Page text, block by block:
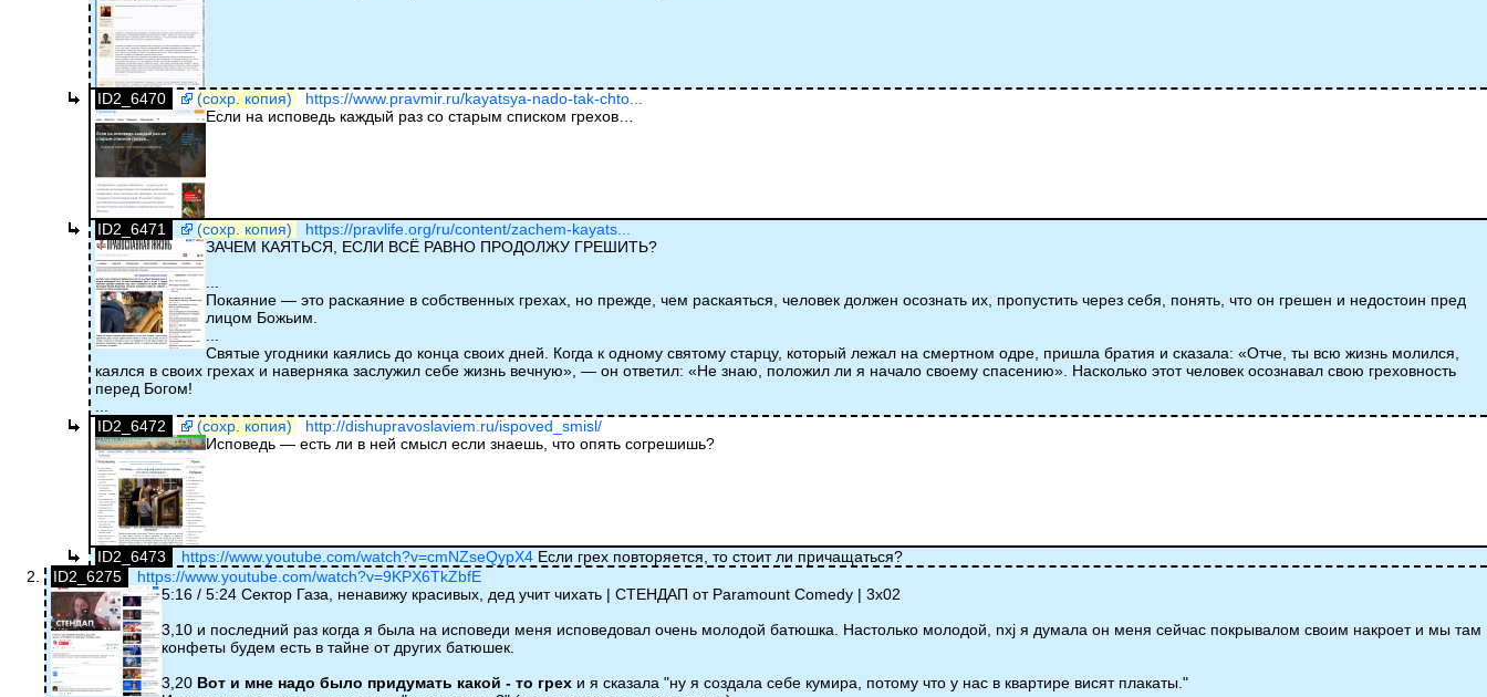
ID2_6470 (сохр. копия)
https://www.pravmir.ru/kayatsya-nado-tak-chto...
Если на исповедь каждый раз со старым списком грехов…
ID2_6471 (сохр. копия)
https://pravlife.org/ru/content/zachem-kayats...
ЗАЧЕМ КАЯТЬСЯ, ЕСЛИ ВСЁ РАВНО ПРОДОЛЖУ ГРЕШИТЬ?
...
Покаяние — это раскаяние в собственных грехах, но прежде, чем раскаяться, человек должен осознать их, пропустить через себя, понять, что он грешен и недостоин пред
лицом Божьим.
...
Святые угодники каялись до конца своих дней. Когда к одному святому старцу, который лежал на смертном одре, пришла братия и сказала: «Отче, ты всю жизнь молился,
каялся в своих грехах и наверняка заслужил себе жизнь вечную», — он ответил: «Не знаю, положил ли я начало своему спасению». Насколько этот человек осознавал свою греховность
перед Богом!
...
ID2_6472
(сохр. копия)
http://dishupravoslaviem.ru/ispoved_smisl/
Исповедь — есть ли в ней смысл если знаешь, что опять согрешишь?
ID2_6473 https://www.youtube.com/watch?v=cmNZseQypX4 Если грех повторяется, то стоит ли причащаться?
ID2_6275
https://www.youtube.com/watch?v=9KPX6TkZbfE
5:16 / 5:24 Сектор Газа, ненавижу красивых, дед учит чихать | СТЕНДАП от Paramount Comedy | 3х02
3,10 и последний раз когда я была на исповеди меня исповедовал очень молодой батюшка. Настолько молодой, nxj я думала он меня сейчас покрывалом своим накроет и мы там
конфеты будем есть в тайне от других батюшек.
3,20 Вот и мне надо было придумать какой - то грех и я сказала "ну я создала себе кумира, потому что у нас в квартире висят плакаты."